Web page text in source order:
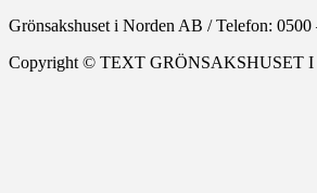
Grönsakshuset i Norden AB /Telefon: 0500
Copyright © TEXT GRÖNSAKSHUSET